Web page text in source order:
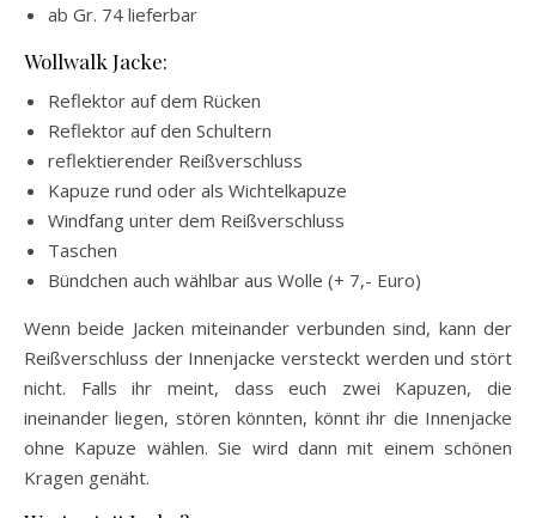
ab Gr. 74 lieferbar
Wollwalk Jacke:
Reflektor auf dem Rücken
Reflektor auf den Schultern
reflektierender Reißverschluss
Kapuze rund oder als Wichtelkapuze
Windfang unter dem Reißverschluss
Taschen
Bündchen auch wählbar aus Wolle (+ 7,- Euro)
Wenn beide Jacken miteinander verbunden sind, kann der
Reißverschluss der Innenjacke versteckt werden und stört
nicht. Falls ihr meint, dass euch zwei Kapuzen, die
ineinander liegen, stören könnten, könnt ihr die Innenjacke
ohne Kapuze wählen. Sie wird dann mit einem schönen
Kragen genäht.